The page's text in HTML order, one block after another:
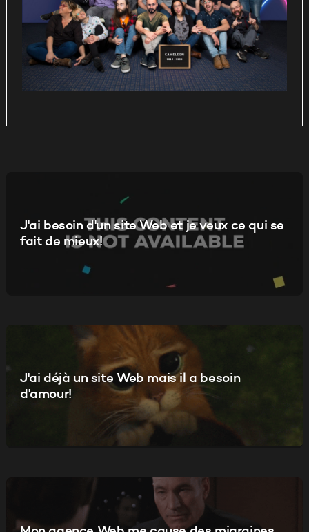
J'ai besoin d'un site Web et je veux ce qui se
fait de mieux!
J'ai déjà un site Web mais il a besoin
d'amour!